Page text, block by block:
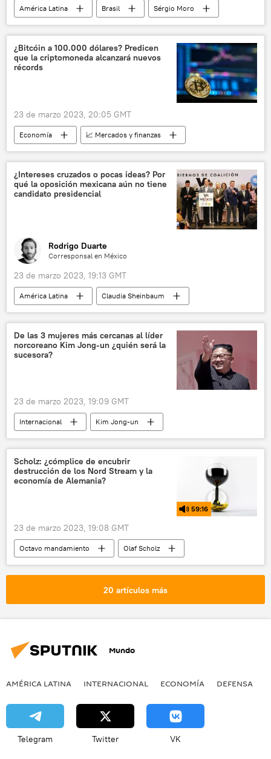
América Latina Brasil
Sérgio Moro
Primeiro Comando da Capital (PCC)
Luiz Inacio Lula da Silva
¿Bitcóin a 100.000 dólares? Predicen
que la criptomoneda alcanzará nuevos
récords
23 de marzo 2023, 20:05 GMT
Economía
📈 Mercados y finanzas
bitcóin
📰 Crisis bancaria (2023)
predicciones
¿Intereses cruzados o pocas ideas? Por
qué la oposición mexicana aún no tiene
candidato presidencial
Rodrigo Duarte
Corresponsal en México
23 de marzo 2023, 19:13 GMT
América Latina
Claudia Sheinbaum
Marcelo Ebrard
Andrés Manuel López Obrador
México
Partido Acción Nacional (PAN)
Morena
Elecciones presidenciales en México (2024)
De las 3 mujeres más cercanas al líder
norcoreano Kim Jong-un ¿quién será la
sucesora?
23 de marzo 2023, 19:09 GMT
Internacional
Kim Jong-un
Corea del Norte
Ri Sol-ju
Scholz: ¿cómplice de encubrir
destrucción de los Nord Stream y la
economía de Alemania?
59:16
23 de marzo 2023, 19:08 GMT
Octavo mandamiento
Olaf Scholz
EEUU
Nord Stream
seguridad
negociaciones
20 artículos más
Mundo
AMÉRICA LATINA INTERNACIONAL ECONOMÍA DEFENSA
Telegram Twitter VK